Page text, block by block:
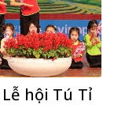
hội Tú Tỉ